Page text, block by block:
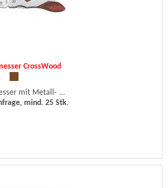
CrossWood
mit Metall- ...
mind. 25 Stk.